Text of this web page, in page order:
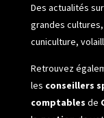
Des actualités
grandes
cuniculture,
Retrouvez
les conseillers
comptables de